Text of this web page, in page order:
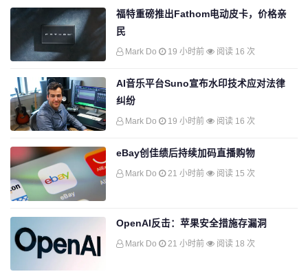
福特重磅推出Fathom电动皮卡，价格亲
民
Mark Do 19 小时前 阅读 16 次
AI音乐平台Suno宣布水印技术应对法律
纠纷
Mark Do 19 小时前 阅读 16 次
eBay创佳绩后持续加码直播购物
Mark Do 21 小时前 阅读 15 次
OpenAI反击：苹果安全措施存漏洞
Mark Do 21 小时前 阅读 18 次